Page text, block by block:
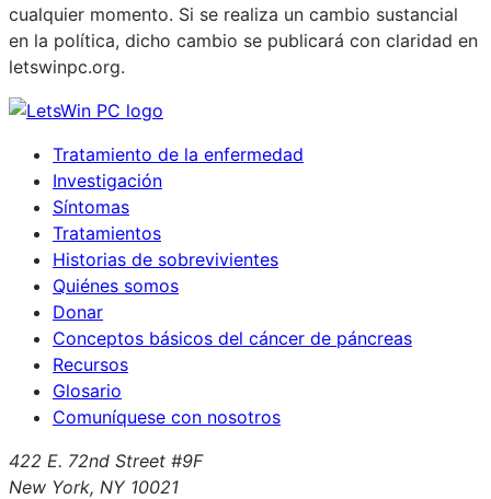
cualquier momento. Si se realiza un cambio sustancial
en la política, dicho cambio se publicará con claridad en
letswinpc.org.
Tratamiento de la enfermedad
Investigación
Síntomas
Tratamientos
Historias de sobrevivientes
Quiénes somos
Donar
Conceptos básicos del cáncer de páncreas
Recursos
Glosario
Comuníquese con nosotros
422 E. 72nd Street #9F
New York, NY 10021